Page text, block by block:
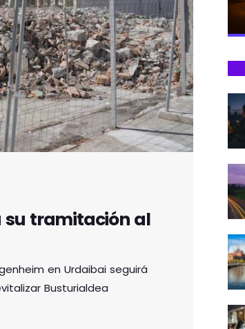
su tramitación al
en Urdaibai seguirá
Busturialdea